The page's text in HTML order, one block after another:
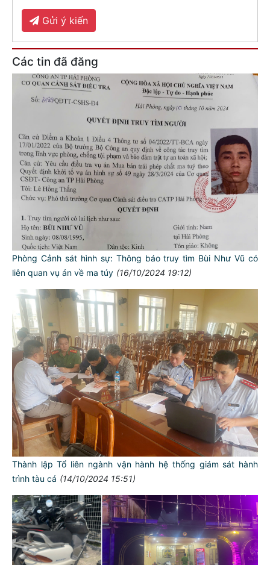
Gửi ý kiến
Các tin đã đăng
Phòng Cảnh sát hình sự: Thông báo truy tìm Bùi Như Vũ có
liên quan vụ án về ma túy (16/10/2024 19:12)
Thành lập Tổ liên ngành vận hành hệ thống giám sát hành
trình tàu cá (14/10/2024 15:51)